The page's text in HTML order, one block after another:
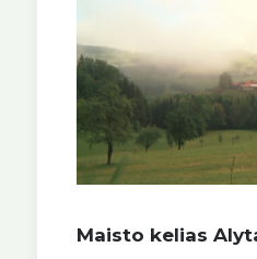
Maisto kelias